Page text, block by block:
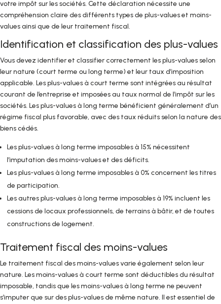
votre impôt sur les sociétés. Cette déclaration nécessite une
compréhension claire des différents types de plus-values et moins-
values ainsi que de leur traitement fiscal.
Identification et classification des plus-values
Vous devez identifier et classifier correctement les plus-values selon
leur nature (court terme ou long terme) et leur taux d’imposition
applicable. Les plus-values à court terme sont intégrées au résultat
courant de l’entreprise et imposées au taux normal de l’impôt sur les
sociétés. Les plus-values à long terme bénéficient généralement d’un
régime fiscal plus favorable, avec des taux réduits selon la nature des
biens cédés.
Les plus-values à long terme imposables à 15% nécessitent
l’imputation des moins-values et des déficits.
Les plus-values à long terme imposables à 0% concernent les titres
de participation.
Les autres plus-values à long terme imposables à 19% incluent les
cessions de locaux professionnels, de terrains à bâtir, et de toutes
constructions de logement.
Traitement fiscal des moins-values
Le traitement fiscal des moins-values varie également selon leur
nature. Les moins-values à court terme sont déductibles du résultat
imposable, tandis que les moins-values à long terme ne peuvent
s’imputer que sur des plus-values de même nature. Il est essentiel de